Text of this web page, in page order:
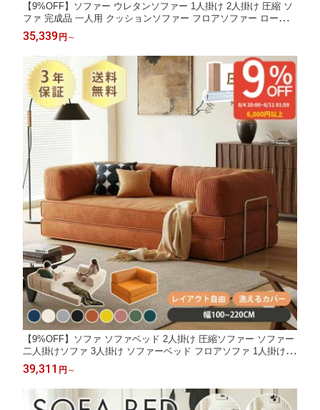
【9%OFF】ソファー ウレタンソファー 1人掛け 2人掛け 圧縮 ソ
ファ 完成品 一人用 クッションソファー フロアソファー ローソフ
ァー おしゃれ ハイバック ロータイプ コンパクト 小さい 1人用
一人用 かわいい 柔らかい ふわふわ コーデュロイ シェニール 圧
縮梱包
35,339 円 ～
【9%OFF】ソファ ソファベッド 2人掛け 圧縮ソファー ソファー
二人掛けソファ 3人掛け ソファーベッド フロアソファ 1人掛け
モジュール式 モジュールソファ 北欧風 コーデュロイ リクライニ
ング カウチソファ ロータイプ 洗えるカバー 組み合わせ自由 大型
おしゃれ
39,311 円 ～